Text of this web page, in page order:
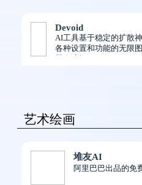
Devoid
AI工具基于稳定的扩散
各种设置和功能的无限
艺术绘画
堆友AI
阿里巴巴出品的免